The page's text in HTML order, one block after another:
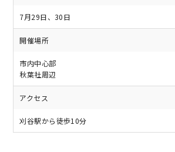
7月29日、30日
開催場所
市内中心部
秋葉社周辺
アクセス
刈谷駅から徒歩10分